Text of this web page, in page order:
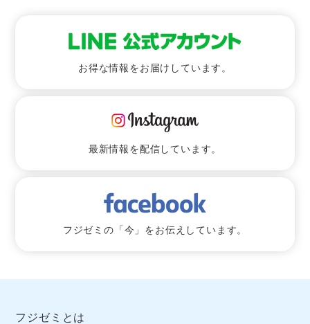
お得な情報をお届けしています。
最新情報を配信しています。
フジゼミの「今」をお伝えしています。
フジゼミとは